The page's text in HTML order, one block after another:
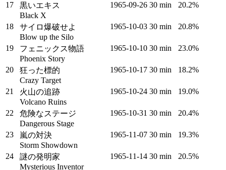
17
黒いエキス
Black X
1965‑09‑26 30 min 20.2%
18
サイロ爆破せよ
Blow up the Silo
1965‑10‑03 30 min 20.8%
19
フェニックス物語
Phoenix Story
1965‑10‑10 30 min 23.0%
20
狂った標的
Crazy Target
1965‑10‑17 30 min 18.2%
21
火山の追跡
Volcano Ruins
1965‑10‑24 30 min 19.0%
22
危険なステージ
Dangerous Stage
1965‑10‑31 30 min 20.4%
23
嵐の対決
Storm Showdown
1965‑11‑07 30 min 19.3%
24
謎の発明家
Mysterious Inventor
1965‑11‑14 30 min 20.5%